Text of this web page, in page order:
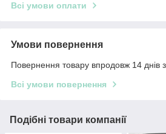
Всі умови оплати
Умови повернення
Повернення товару впродовж 14 днів
Всі умови повернення
Подібні товари компанії